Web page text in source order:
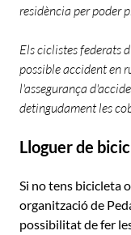
residència per poder
Els ciclistes federats
possible accident en
l'assegurança
detingudament les
Lloguer de
Si no tens bicicleta
organització de
possibilitat de fer